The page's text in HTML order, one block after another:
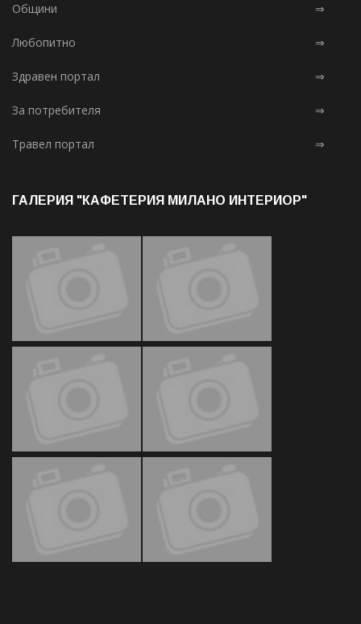
Общини ⇒
Любопитно ⇒
Здравен портал ⇒
За потребителя ⇒
Травел портал ⇒
ГАЛЕРИЯ "КАФЕТЕРИЯ МИЛАНО ИНТЕРИОР"